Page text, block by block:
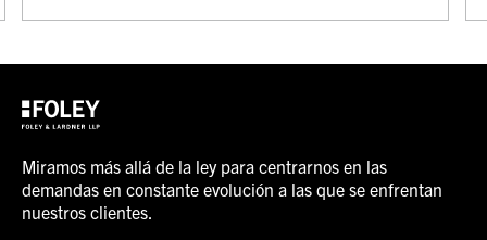
Miramos más allá de la ley para centrarnos en las
demandas en constante evolución a las que se enfrentan
nuestros clientes.